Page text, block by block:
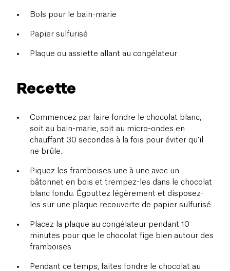
Bols pour le bain-marie
Papier sulfurisé
Plaque ou assiette allant au congélateur
Recette
Commencez par faire fondre le chocolat blanc,
soit au bain-marie, soit au micro-ondes en
chauffant 30 secondes à la fois pour éviter qu’il
ne brûle.
Piquez les framboises une à une avec un
bâtonnet en bois et trempez-les dans le chocolat
blanc fondu. Égouttez légèrement et disposez-
les sur une plaque recouverte de papier sulfurisé.
Placez la plaque au congélateur pendant 10
minutes pour que le chocolat fige bien autour des
framboises.
Pendant ce temps, faites fondre le chocolat au